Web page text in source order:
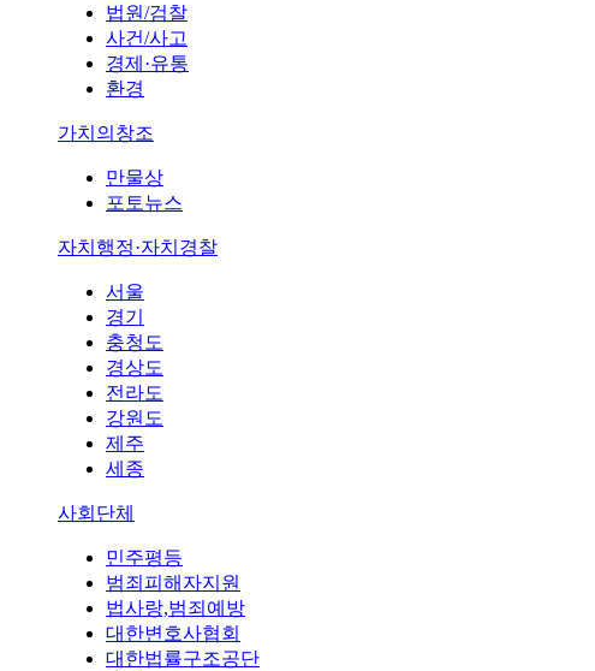
법원/검찰
사건/사고
경제·유통
환경
가치의창조
만물상
포토뉴스
자치행정·자치경찰
서울
경기
충청도
경상도
전라도
강원도
제주
세종
사회단체
민주평등
범죄피해자지원
법사랑,범죄예방
대한변호사협회
대한법률구조공단